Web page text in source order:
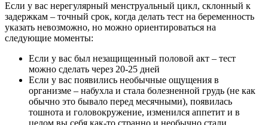
Если у вас нерегулярный менструальный цикл, склонный к
задержкам – точный срок, когда делать тест на беременность
указать невозможно, но можно ориентироваться на
следующие моменты:
Если у вас был незащищенный половой акт – тест
можно сделать через 20-25 дней
Если у вас появились необычные ощущения в
организме – набухла и стала болезненной грудь (не как
обычно это бывало перед месячными), появилась
тошнота и головокружение, изменился аппетит и в